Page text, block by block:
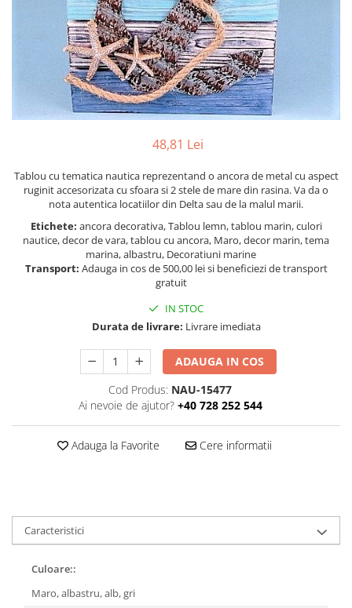
Barci, vapoare, ambarcatiuni
Decoratiuni care se agata
48,81 Lei
Tablou cu tematica nautica reprezentand o ancora de metal cu aspect
ruginit accesorizata cu sfoara si 2 stele de mare din rasina. Va da o
nota autentica locatiilor din Delta sau de la malul marii.
Etichete: ancora decorativa, Tablou lemn, tablou marin, culori
nautice, decor de vara, tablou cu ancora, Maro, decor marin, tema
marina, albastru, Decoratiuni marine
Transport: Adauga in cos de 500,00 lei si beneficiezi de transport
gratuit
IN STOC
Durata de livrare: Livrare imediata
ADAUGA IN COS
Cod Produs: NAU-15477
Ai nevoie de ajutor? +40 728 252 544
Adauga la Favorite Cere informatii
Caracteristici
Culoare::
Maro, albastru, alb, gri